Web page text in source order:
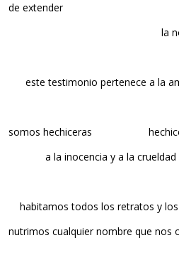
de extender
la noche de
este testimonio pertenece a la
somos hechiceras
a la inocencia y a la crueldad
habitamos todos los retratos y
nutrimos cualquier nombre que nos